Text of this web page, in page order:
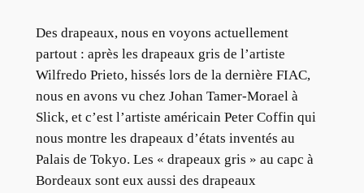
Des drapeaux, nous en voyons actuellement
partout : après les drapeaux gris de l’artiste
Wilfredo Prieto, hissés lors de la dernière FIAC,
nous en avons vu chez Johan Tamer-Morael à
Slick, et c’est l’artiste américain Peter Coffin qui
nous montre les drapeaux d’états inventés au
Palais de Tokyo. Les « drapeaux gris » au capc à
Bordeaux sont eux aussi des drapeaux